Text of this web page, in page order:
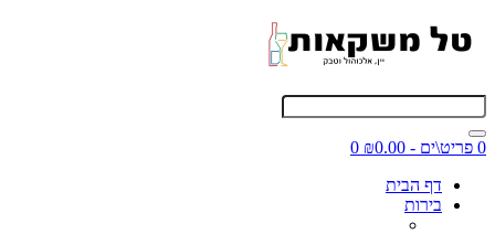
0 פריט\ים - ₪0.00
0
דף הבית
בירות